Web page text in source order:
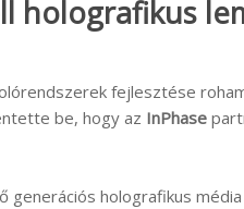
holografikus
fejlesztése
be, hogy az InPhase
generációs holografikus